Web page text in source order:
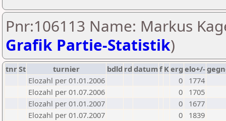
Pnr:106113 Name: Markus
Grafik Partie-Statistik)
tnrSt turnier bdld rd datumf Kerg elo+/-
Elozahl per 01.01.2006
0
1774
Elozahl per 01.07.2006
0
1705
Elozahl per 01.01.2007
0
1677
Elozahl per 01.07.2007
0
1839